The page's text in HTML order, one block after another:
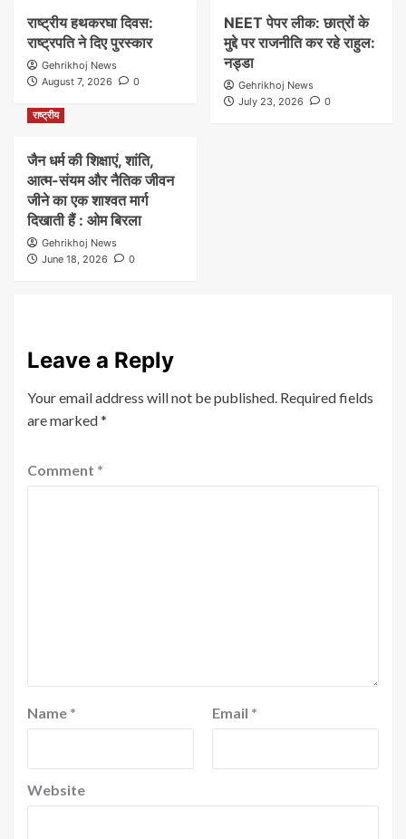
राष्ट्रीय हथकरघा दिवस:
राष्ट्रपति ने दिए पुरस्कार
Gehrikhoj News
August 7, 2026
0
NEET पेपर लीक: छात्रों के
मुद्दे पर राजनीति कर रहे राहुल:
नड्डा
Gehrikhoj News
July 23, 2026
0
राष्ट्रीय
जैन धर्म की शिक्षाएं, शांति,
आत्म-संयम और नैतिक जीवन
जीने का एक शाश्वत मार्ग
दिखाती हैं : ओम बिरला
Gehrikhoj News
June 18, 2026
0
Leave a Reply
Your email address will not be published. Required fields
are marked*
Comment *
Name * Email *
Website